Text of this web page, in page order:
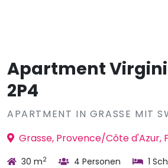
Apartment
2P4
APARTMENT IN GRASSE MIT
Grasse, Provence/Côte d'Azur,
30 m2 4 Personen
1